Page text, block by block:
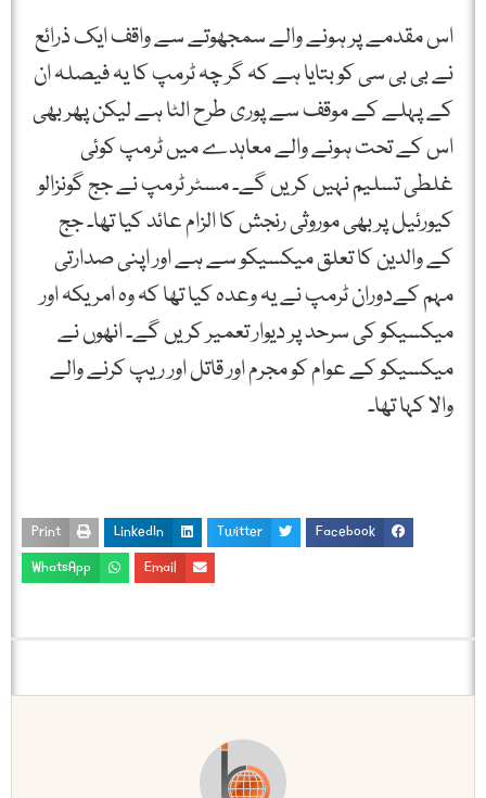
اس مقدمے پر ہونے والے سمجھوتے سے واقف ایک ذرائع
نے بی بی سی کو بتایا ہے کہ گر چہ ٹرمپ کا یہ فیصلہ ان
کے پہلے کے موقف سے پوری طرح الٹا ہے لیکن پھر بھی
اس کے تحت ہونے والے معاہدے میں ٹرمپ کوئی
غلطی تسلیم نہیں کریں گے۔ مسٹر ٹرمپ نے جج گونزالو
کیورئیل پر بھی موروثی رنجش کا الزام عائد کیا تھا۔ جج
کے والدین کا تعلق میکسیکو سے ہے اور اپنی صدارتی
مہم کےدوران ٹرمپ نے یہ وعدہ کیا تھا کہ وہ امریکہ اور
میکسیکو کی سرحد پر دیوار تعمیر کریں گے۔ انھوں نے
میکسیکو کے عوام کو مجرم اور قاتل اور ریپ کرنے والے
والا کہا تھا۔
Facebook
Twitter
LinkedIn
Print
Email
WhatsApp